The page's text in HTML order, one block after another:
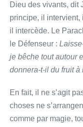
Dieu des vivants, dit
principe, il intervient,
il intercède. Le
le Défenseur :
je bêche tout autour
donnera-t-il du fruit à
En fait, il ne s’agit
choses ne
comme par magie,